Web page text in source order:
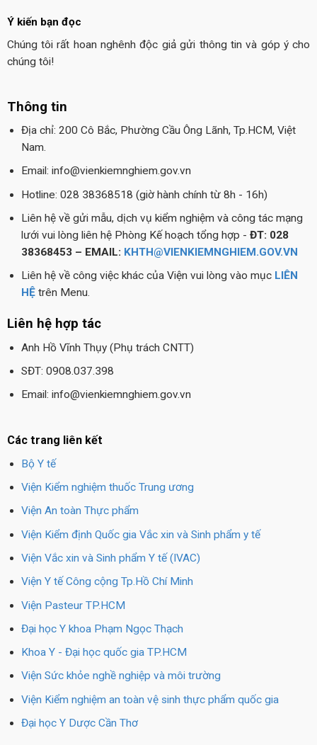
Ý kiến bạn đọc
Chúng tôi rất hoan nghênh độc giả gửi thông tin và góp ý cho
chúng tôi!
Thông tin
Địa chỉ: 200 Cô Bắc, Phường Cầu Ông Lãnh, Tp.HCM, Việt
Nam.
Email: info@vienkiemnghiem.gov.vn
Hotline: 028 38368518 (giờ hành chính từ 8h - 16h)
Liên hệ về gửi mẫu, dịch vụ kiểm nghiệm và công tác mạng
lưới vui lòng liên hệ Phòng Kế hoạch tổng hợp - ĐT: 028
38368453 – EMAIL: KHTH@VIENKIEMNGHIEM.GOV.VN
Liên hệ về công việc khác của Viện vui lòng vào mục LIÊN
HỆtrên Menu.
Liên hệ hợp tác
Anh Hồ Vĩnh Thụy (Phụ trách CNTT)
SĐT: 0908.037.398
Email: info@vienkiemnghiem.gov.vn
Các trang liên kết
Bộ Y tế
Viện Kiểm nghiệm thuốc Trung ương
Viện An toàn Thực phẩm
Viện Kiểm định Quốc gia Vắc xin và Sinh phẩm y tế
Viện Vắc xin và Sinh phẩm Y tế (IVAC)
Viện Y tế Công cộng Tp.Hồ Chí Minh
Viện Pasteur TP.HCM
Đại học Y khoa Phạm Ngọc Thạch
Khoa Y - Đại học quốc gia TP.HCM
Viện Sức khỏe nghề nghiệp và môi trường
Viện Kiểm nghiệm an toàn vệ sinh thực phẩm quốc gia
Đại học Y Dược Cần Thơ